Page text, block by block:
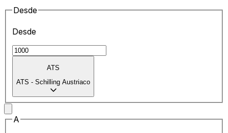
Desde
Desde
ATS
ATS - Schilling Austriaco
A